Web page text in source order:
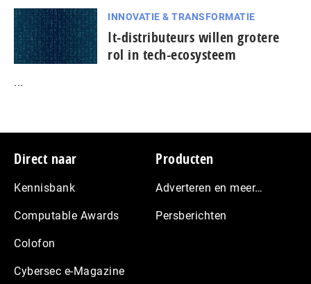
INNOVATIE & TRANSFORMATIE
It-dis­tri­bu­teurs willen grotere
rol in tech-ecosysteem
...
Footer
Direct naar
Kennisbank
Computable Awards
Colofon
Cybersec e-Magazine
Producten
Adverteren en meer…
Persberichten